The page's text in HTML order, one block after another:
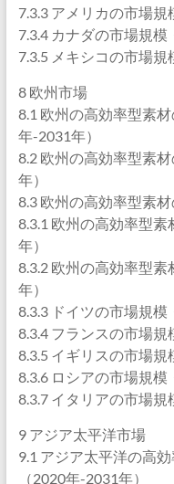
7.3.3 アメリカの市場規
7.3.4 カナダの市場規模
7.3.5 メキシコの市場規
8 欧州市場
8.1 欧州の高効率型素
年-2031年）
8.2 欧州の高効率型素
年）
8.3 欧州の高効率型素
8.3.1 欧州の高効率型
年）
8.3.2 欧州の高効率型
年）
8.3.3 ドイツの市場規模
8.3.4 フランスの市場規
8.3.5 イギリスの市場規
8.3.6 ロシアの市場規模
8.3.7 イタリアの市場規
9 アジア太平洋市場
9.1 アジア太平洋の高
（2020年-2031年）